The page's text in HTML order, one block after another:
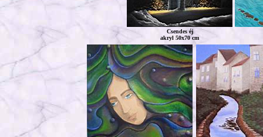
Csendes éj
akryl 50x70 cm